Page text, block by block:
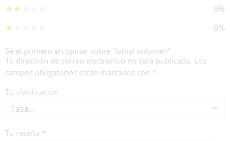
0%
0%
Sé el primero en opinar sobre "labial volumen"
Tu dirección de correo electrónico no será publicada. Los
campos obligatorios están marcados con *
Tu clasificación
Tu reseña *